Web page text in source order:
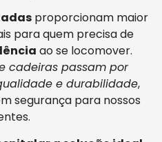
proporcionam maior
para quem precisa de
ao se locomover.
cadeiras passam por
e durabilidade,
segurança para nossos